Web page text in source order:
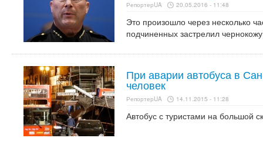
РепортерUA 20.05.2016 - 11:48
Это произошло через несколько
подчиненных застрелил
При аварии автобуса в
человек
РепортерUA 14.11.2015 - 11:28
Автобус с туристами на большой